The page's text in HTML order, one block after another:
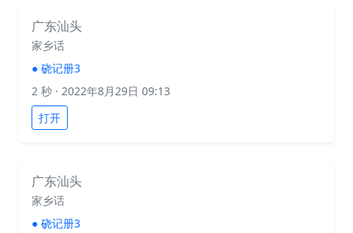
广东汕头
家乡话
● 硗记册3
2 秒 · 2022年8月29日 09:13
打开
广东汕头
家乡话
● 硗记册3